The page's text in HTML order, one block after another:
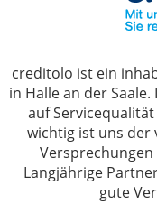
creditolo ist ein
in Halle an der
auf
wichtig ist uns der
Langjährige
gute